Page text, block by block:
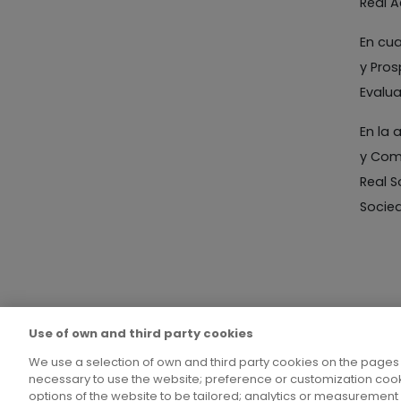
En
y
En la
y
Real
Use of own and third party cookies
We use a selection of own and third party cookies on the
necessary to use the website; preference or customization
options of the website to be tailored; analytics or